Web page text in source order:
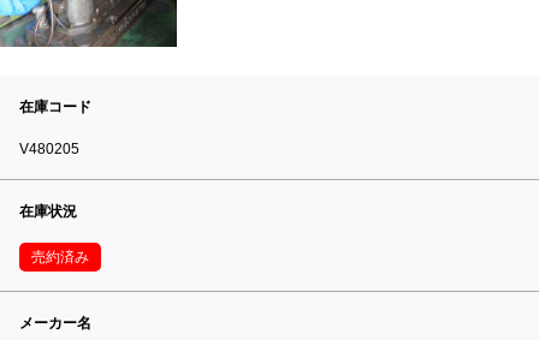
在庫コード
V480205
在庫状況
売約済み
メーカー名